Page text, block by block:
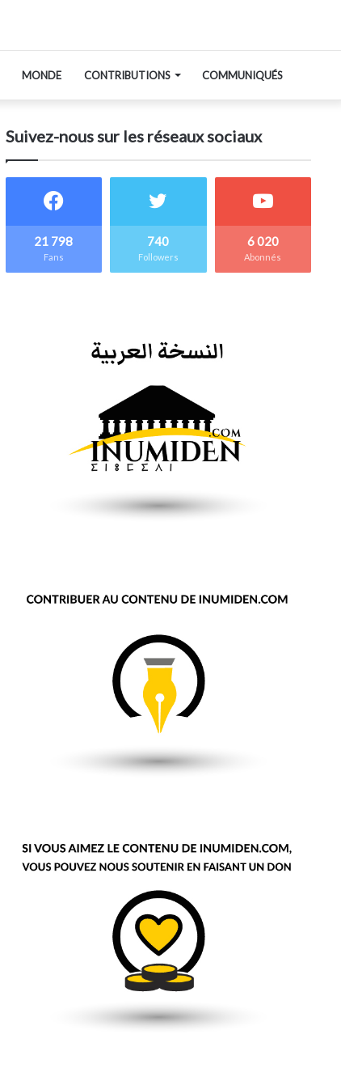
MONDE CONTRIBUTIONS COMMUNIQUÉS
Suivez-nous sur les réseaux sociaux
21 798
Fans
740
Followers
6 020
Abonnés